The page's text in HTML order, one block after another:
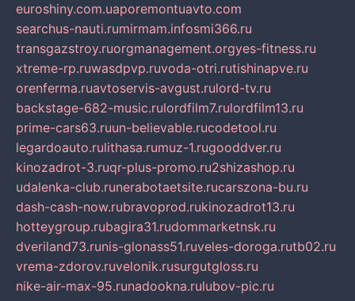
euroshiny.com.uaporemontuavto.com
searchus-nauti.rumirmam.infosmi366.ru
transgazstroy.ruorgmanagement.orgyes-fitness.ru
xtreme-rp.ruwasdpvp.ruvoda-otri.rutishinapve.ru
orenferma.ruavtoservis-avgust.rulord-tv.ru
backstage-682-music.rulordfilm7.rulordfilm13.ru
prime-cars63.ruun-believable.rucodetool.ru
legardoauto.rulithasa.rumuz-1.rugooddver.ru
kinozadrot-3.ruqr-plus-promo.ru2shizashop.ru
udalenka-club.runerabotaetsite.rucarszona-bu.ru
dash-cash-now.rubravoprod.rukinozadrot13.ru
hotteygroup.rubagira31.rudommarketnsk.ru
dveriland73.runis-glonass51.ruveles-doroga.rutb02.ru
vrema-zdorov.ruvelonik.rusurgutgloss.ru
nike-air-max-95.runadookna.rulubov-pic.ru